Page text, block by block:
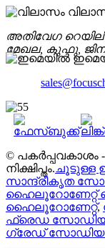
അതിവേഗ
മേഖല, കുഫു,
© പകർപ്പവകാശം
നിക്ഷിപ്തം. ചൂടുള്ള
സാന്ദ്രീകൃത
ഹൈലൂറോണേറ്റ്
ഹൈലൂറോണേറ്റ്,
ഫ്രെഡ
ഗ്രേഡ്